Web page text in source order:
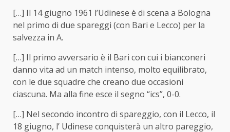
[…] Il 14 giugno 1961 l’Udinese è di scena a Bologna
nel primo di due spareggi (con Bari e Lecco) per la
salvezza in A.
[…] Il primo avversario è il Bari con cui i bianconeri
danno vita ad un match intenso, molto equilibrato,
con le due squadre che creano due occasioni
ciascuna. Ma alla fine esce il segno “ics”, 0-0.
[…] Nel secondo incontro di spareggio, con il Lecco, il
18 giugno, l’ Udinese conquisterà un altro pareggio,